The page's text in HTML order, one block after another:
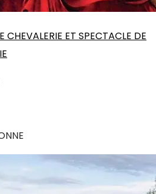
CHEVALERIE ET SPECTACLE DE